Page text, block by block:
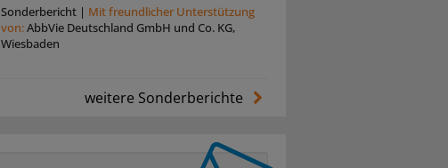
Sonderbericht| Mit freundlicher Unterstützung
von:AbbVie Deutschland GmbH und Co. KG,
Wiesbaden
weitere Sonderberichte